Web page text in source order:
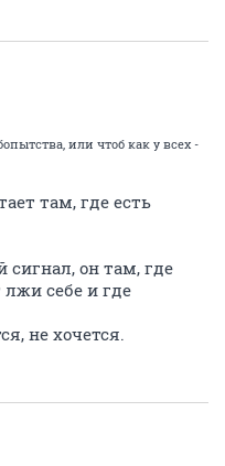
или чтоб как у всех -
там, где есть
он там, где
лжи себе и где
не хочется.